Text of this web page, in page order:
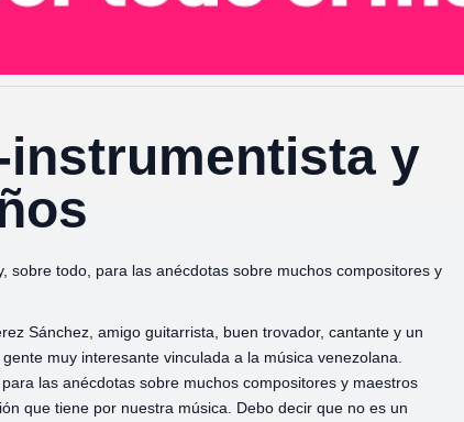
instrumentista y
todo, para las anécdotas sobre muchos compositores y
Sánchez, amigo guitarrista, buen trovador, cantante y un
muy interesante vinculada a la música venezolana.
las anécdotas sobre muchos compositores y maestros
que tiene por nuestra música. Debo decir que no es un